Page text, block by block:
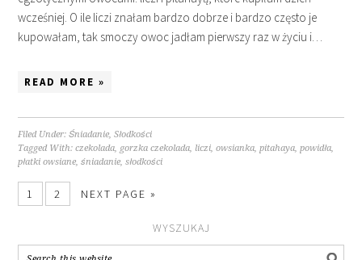
wcześniej. O ile liczi znałam bardzo dobrze i bardzo często je
kupowałam, tak smoczy owoc jadłam pierwszy raz w życiu i…
READ MORE »
Filed Under:Śniadanie,Słodkości
Tagged With:czekolada, gorzka czekolada, liczi,owsianka,pitahaya,powidła,
płatki owsiane,śniadanie,słodkości
1 2 NEXT PAGE »
WYSZUKAJ